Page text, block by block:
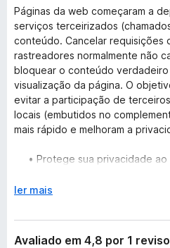
Páginas da web começaram a
serviços terceirizados
conteúdo. Cancelar requisições
rastreadores normalmente não
bloquear o conteúdo
visualização da página. O
evitar a participação de
locais (embutidos no
mais rápido e melhoram a
• Protege sua privacidade ao
gratuitos.
como o uBlock Origin
• Funciona logo após a
E
p
a
ler mais
Avaliado em 4,8 por 1